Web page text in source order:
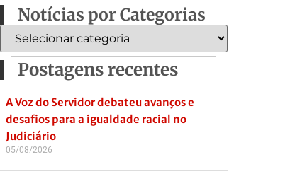
Notícias por Categorias
Postagens recentes
A Voz do Servidor debateu avanços e
desafios para a igualdade racial no
Judiciário
05/08/2026